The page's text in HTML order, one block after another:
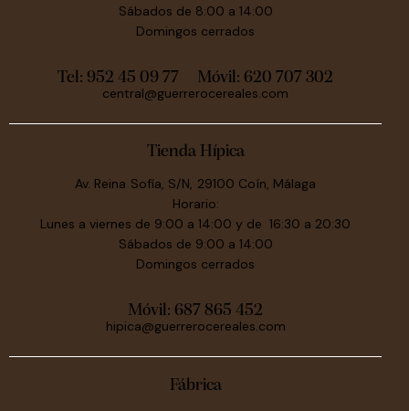
Sábados de 8:00 a 14:00
Domingos cerrados
Tel: 952 45 09 77 Móvil: 620 707 302
central@guerrerocereales.com
Tienda Hípica
Av. Reina Sofía, S/N, 29100 Coín, Málaga
Horario:
Lunes a viernes de 9:00 a 14:00 y de 16:30 a 20:30
Sábados de 9:00 a 14:00
Domingos cerrados
Móvil: 687 865 452
hipica@guerrerocereales.com
Fábrica